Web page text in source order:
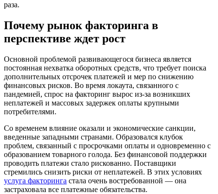
раза.
Почему рынок факторинга в
перспективе ждет рост
Основной проблемой развивающегося бизнеса является
постоянная нехватка оборотных средств, что требует поиска
дополнительных отсрочек платежей и мер по снижению
финансовых рисков. Во время локаута, связанного с
пандемией, спрос на факторинг вырос из-за возникших
неплатежей и массовых задержек оплаты крупными
потребителями.
Со временем влияние оказали и экономические санкции,
введенные западными странами. Образовался клубок
проблем, связанный с просрочками оплаты и одновременно с
образованием товарного голода. Без финансовой поддержки
проводить платежи стало рискованно. Поставщики
стремились снизить риски от неплатежей. В этих условиях
услуга факторинга стала очень востребованной — она
застраховала все платежные обязательства.